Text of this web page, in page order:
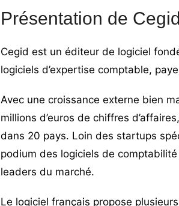
Présentation de Cegid
Cegid est un éditeur de logiciel
logiciels d’expertise comptable,
Avec une croissance externe bien
millions d’euros de chiffres
dans 20 pays. Loin des startups
podium des logiciels de comptabilité
leaders du marché.
Le logiciel français propose